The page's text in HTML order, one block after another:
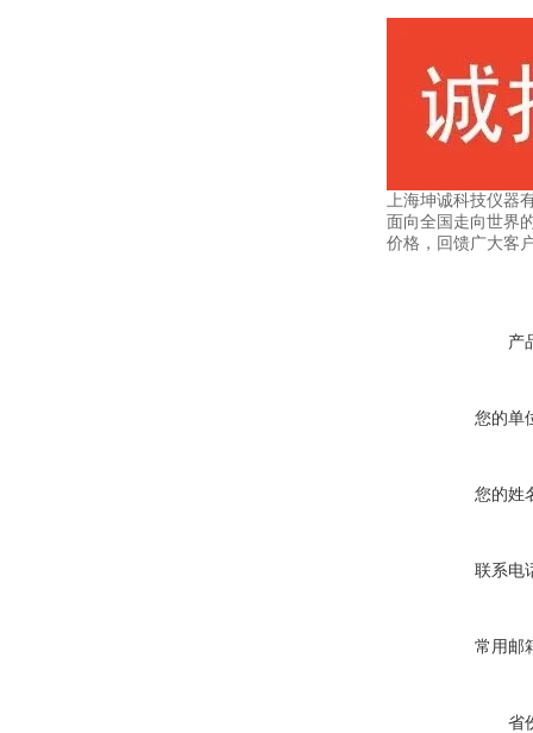
上海坤诚科技仪器
面向全国走向世界
价格，回馈广大客
产
您的单
您的姓
联系电
常用邮
省